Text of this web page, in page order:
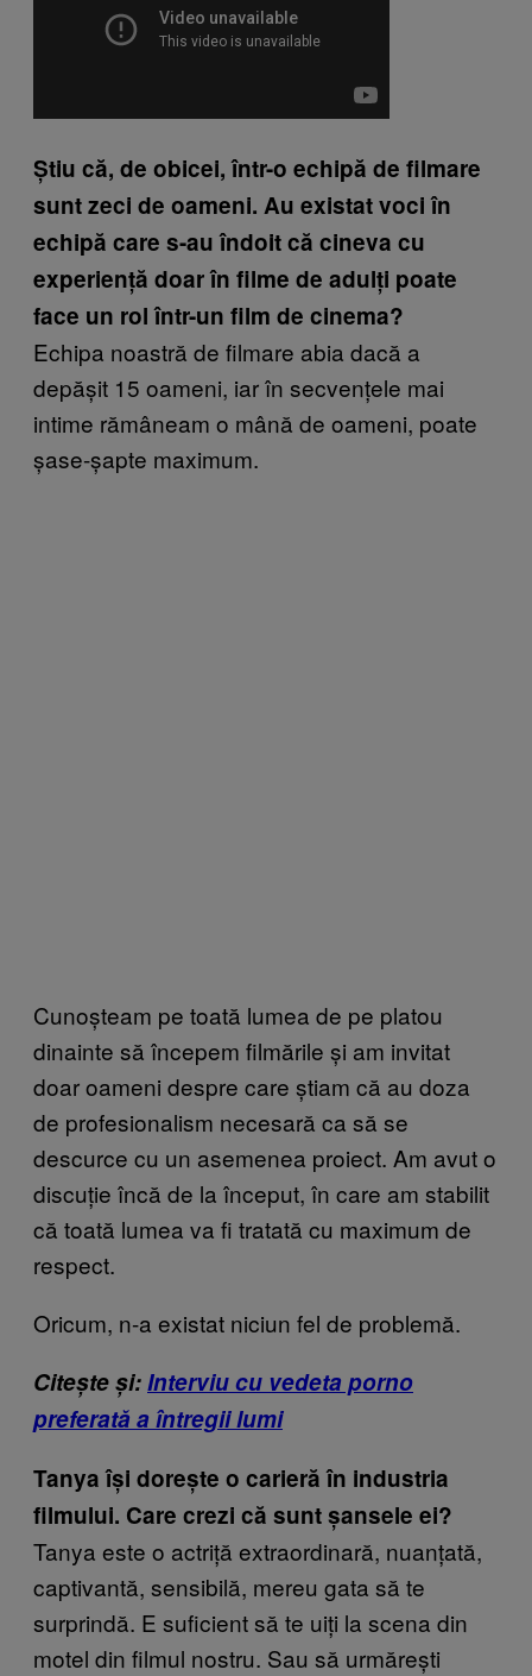
Știu că, de obicei, într-o echipă de filmare
sunt zeci de oameni. Au existat voci în
echipă care s-au îndoit că cineva cu
experiență doar în filme de adulți poate
face un rol într-un film de cinema?
Echipa noastră de filmare abia dacă a
depășit 15 oameni, iar în secvențele mai
intime rămâneam o mână de oameni, poate
șase-șapte maximum.
Cunoșteam pe toată lumea de pe platou
dinainte să începem filmările și am invitat
doar oameni despre care știam că au doza
de profesionalism necesară ca să se
descurce cu un asemenea proiect. Am avut o
discuție încă de la început, în care am stabilit
că toată lumea va fi tratată cu maximum de
respect.
Oricum, n-a existat niciun fel de problemă.
Citește și:Interviu cu vedeta porno
preferată a întregii lumi
Tanya își dorește o carieră în industria
filmului. Care crezi că sunt șansele ei?
Tanya este o actriță extraordinară, nuanțată,
captivantă, sensibilă, mereu gata să te
surprindă. E suficient să te uiți la scena din
motel din filmul nostru. Sau să urmărești